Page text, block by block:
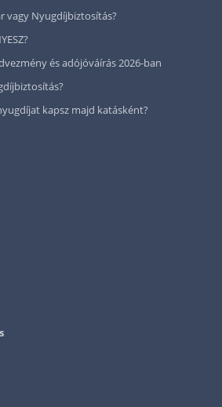
vagy Nyugdíjbiztosítás?
és adójóváírás 2026-ban
kapsz majd katásként?